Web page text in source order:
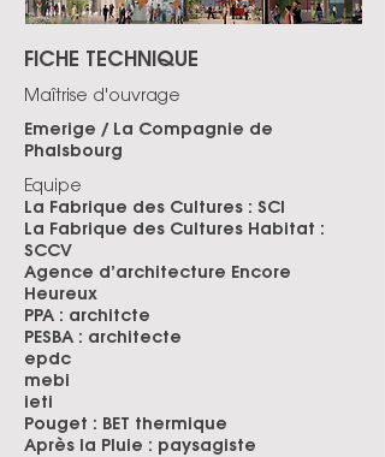
FICHE TECHNIQUE
Maîtrise d'ouvrage
Emerige / La Compagnie de
Phalsbourg
Equipe
La Fabrique des Cultures : SCI
La Fabrique des Cultures Habitat :
SCCV
Agence d’architecture Encore
Heureux
PPA : architcte
PESBA : architecte
epdc
mebi
ieti
Pouget : BET thermique
Après la Pluie : paysagiste